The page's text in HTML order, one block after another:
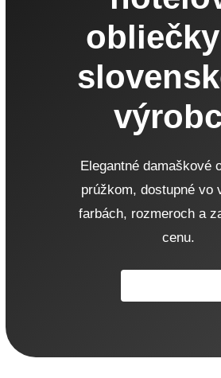
Elegantné damaškové
prúžkom, dostupné vo
farbách, rozmeroch a
cenu.